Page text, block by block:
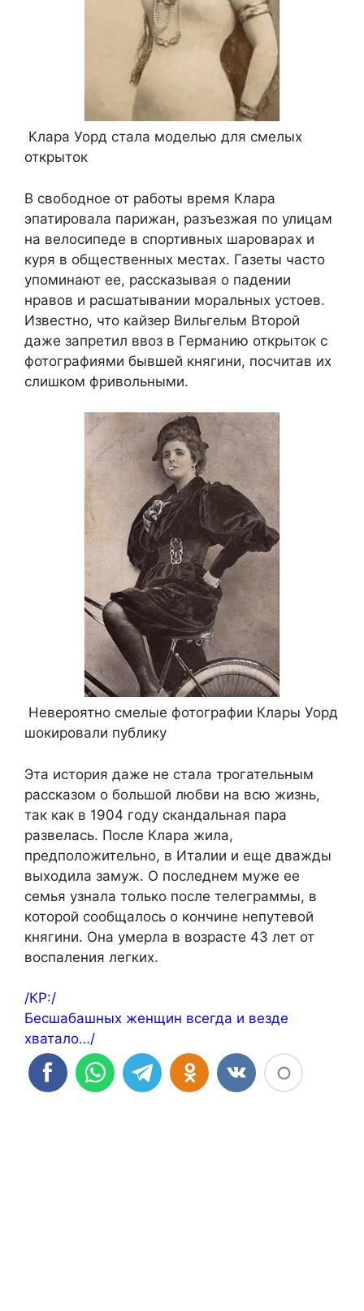
Клара Уорд стала моделью для смелых
открыток
В свободное от работы время Клара
эпатировала парижан, разъезжая по улицам
на велосипеде в спортивных шароварах и
куря в общественных местах. Газеты часто
упоминают ее, рассказывая о падении
нравов и расшатывании моральных устоев.
Известно, что кайзер Вильгельм Второй
даже запретил ввоз в Германию открыток с
фотографиями бывшей княгини, посчитав их
слишком фривольными.
Невероятно смелые фотографии Клары Уорд
шокировали публику
Эта история даже не стала трогательным
рассказом о большой любви на всю жизнь,
так как в 1904 году скандальная пара
развелась. После Клара жила,
предположительно, в Италии и еще дважды
выходила замуж. О последнем муже ее
семья узнала только после телеграммы, в
которой сообщалось о кончине непутевой
княгини. Она умерла в возрасте 43 лет от
воспаления легких.
/КР:/
Бесшабашных женщин всегда и везде
хватало…/